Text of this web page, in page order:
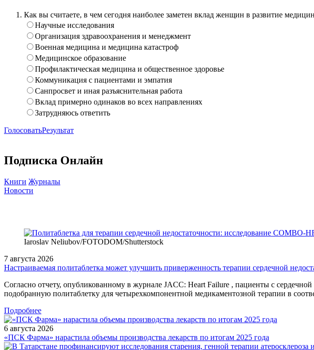
Как вы считаете, в чем сегодня наиболее заметен вклад женщин в развитие
Научные исследования
Организация здравоохранения и менеджмент
Военная медицина и медицина катастроф
Медицинское образование
Профилактическая медицина и общественное здоровье
Коммуникация с пациентами и эмпатия
Санпросвет и иная разъяснительная работа
Вклад примерно одинаков во всех направлениях
Затрудняюсь ответить
ГолосоватьРезультат
Подписка Онлайн
Книги Журналы
Новости
Iaroslav Neliubov/FOTODOM/Shutterstoсk
7 августа 2026
Настраиваемая политаблетка может улучшить приверженность терапии сердечной
Согласно отчету, опубликованному в журнале JACC: Heart Failure , пациенты с
подобранную политаблетку для четырехкомпонентной медикаментозной терапии в
Подробнее
6 августа 2026
«ПСК Фарма» нарастила объемы производства лекарств по итогам 2025 года